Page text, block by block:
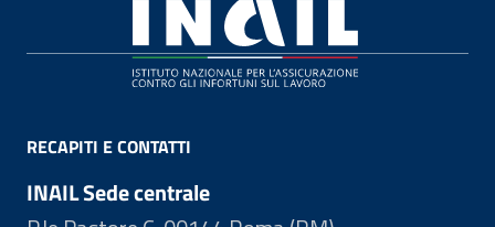
RECAPITI E CONTATTI
INAIL Sede centrale